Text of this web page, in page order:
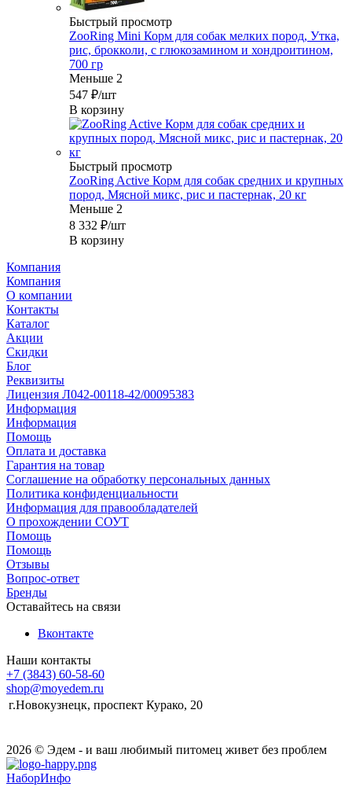
Быстрый просмотр
ZooRing Mini Корм для собак мелких пород, Утка,
рис, брокколи, с глюкозамином и хондроитином,
700 гр
Меньше 2
547 ₽/шт
В корзину
Быстрый просмотр
ZooRing Active Корм для собак средних и крупных
пород, Мясной микс, рис и пастернак, 20 кг
Меньше 2
8 332 ₽/шт
В корзину
Компания
Компания
О компании
Контакты
Каталог
Акции
Скидки
Блог
Реквизиты
Лицензия Л042-00118-42/00095383
Информация
Информация
Помощь
Оплата и доставка
Гарантия на товар
Соглашение на обработку персональных данных
Политика конфиденциальности
Информация для правообладателей
О прохождении СОУТ
Помощь
Помощь
Отзывы
Вопрос-ответ
Бренды
Оставайтесь на связи
Вконтакте
Наши контакты
+7 (3843) 60-58-60
shop@moyedem.ru
г.Новокузнецк, проспект Курако, 20
2026 © Эдем - и ваш любимый питомец живет без проблем
НаборИнфо